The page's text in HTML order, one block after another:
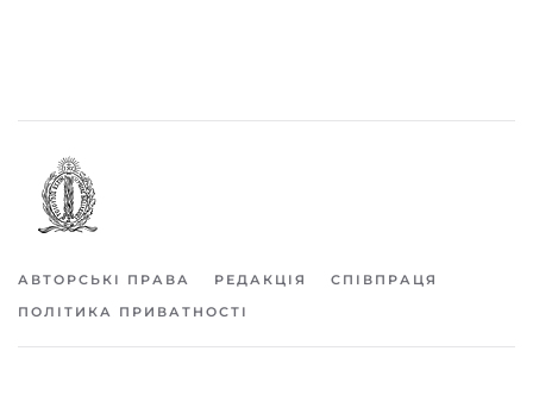
АВТОРСЬКІ ПРАВА РЕДАКЦІЯ
СПІВПРАЦЯ
ПОЛІТИКА ПРИВАТНОСТІ